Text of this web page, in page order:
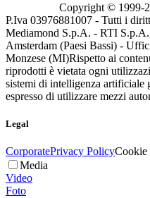
Copyright © 1999-
P.Iva 03976881007 - Tutti i
Mediamond S.p.A. - RTI
Amsterdam (Paesi Bassi) -
Monzese (MI)Rispetto ai
riprodotti è vietata ogni
sistemi di intelligenza artificiale
espresso di utilizzare mezzi
Legal
CorporatePrivacy PolicyCookie
Media
Video
Foto